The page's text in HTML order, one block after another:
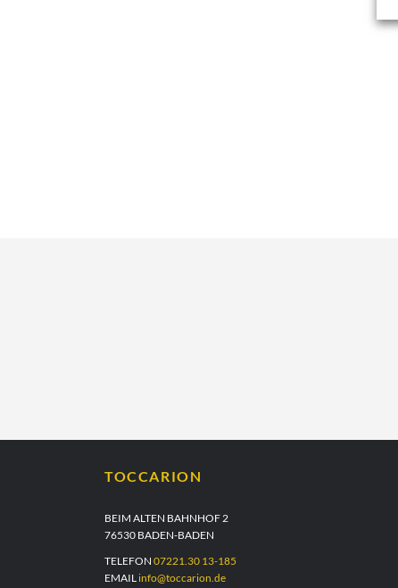
TOCCARION
BEIM ALTEN BAHNHOF 2
76530 BADEN-BADEN
TELEFON 07221.30 13-185
EMAIL info@toccarion.de